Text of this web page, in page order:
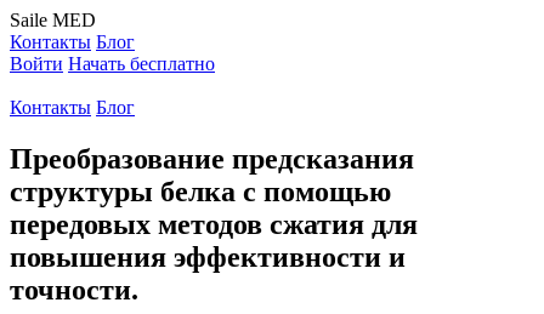
Saile MED
Контакты Блог
Войти Начать бесплатно
Контакты Блог
Преобразование предсказания
структуры белка с помощью
передовых методов сжатия для
повышения эффективности и
точности.